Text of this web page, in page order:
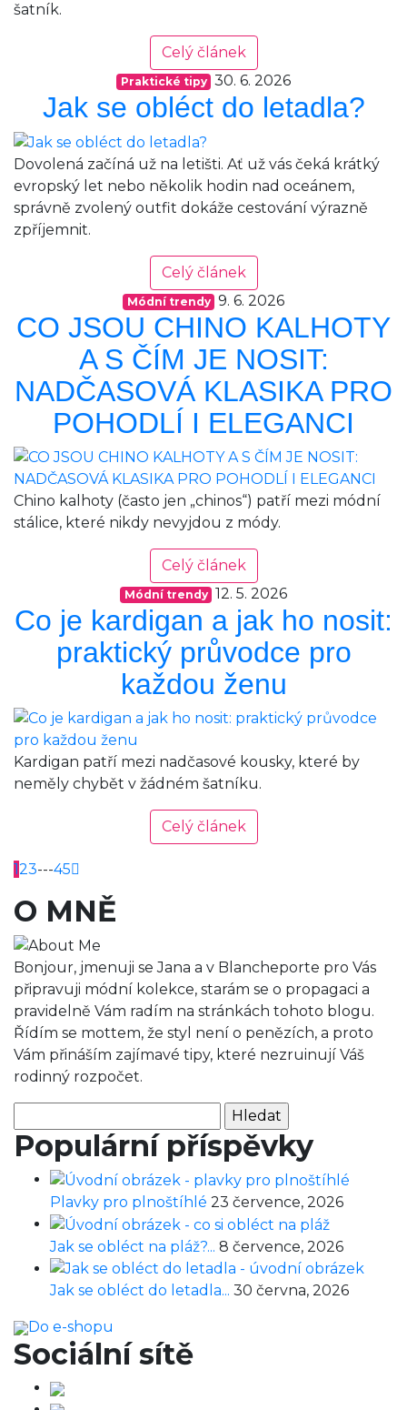
šatník.
Celý článek
Praktické tipy 30. 6. 2026
Jak se obléct do letadla?
Dovolená začíná už na letišti. Ať už vás čeká krátký
evropský let nebo několik hodin nad oceánem,
správně zvolený outfit dokáže cestování výrazně
zpříjemnit.
Celý článek
Módní trendy 9. 6. 2026
CO JSOU CHINO KALHOTY
A S ČÍM JE NOSIT:
NADČASOVÁ KLASIKA PRO
POHODLÍ I ELEGANCI
Chino kalhoty (často jen „chinos“) patří mezi módní
stálice, které nikdy nevyjdou z módy.
Celý článek
Módní trendy 12. 5. 2026
Co je kardigan a jak ho nosit:
praktický průvodce pro
každou ženu
Kardigan patří mezi nadčasové kousky, které by
neměly chybět v žádném šatníku.
Celý článek
123---45
O MNĚ
Bonjour, jmenuji se Jana a v Blancheporte pro Vás
připravuji módní kolekce, starám se o propagaci a
pravidelně Vám radím na stránkách tohoto blogu.
Řídím se mottem, že styl není o penězích, a proto
Vám přináším zajímavé tipy, které nezruinují Váš
rodinný rozpočet.
Populární příspěvky
Plavky pro plnoštíhlé 23 července, 2026
Jak se obléct na pláž?... 8 července, 2026
Jak se obléct do letadla... 30 června, 2026
Do e-shopu
Sociální sítě